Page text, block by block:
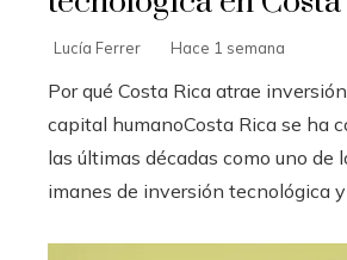
Lucía Ferrer Hace 1 semana
Por qué Costa Rica atrae
capital humanoCosta Rica se ha
las últimas décadas como uno de
imanes de inversión tecnológica y